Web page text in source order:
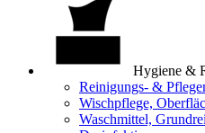
Hygiene &
Reinigungs- &
Wischpflege,
Waschmittel,